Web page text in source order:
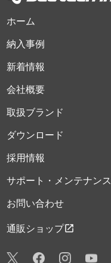
ホーム
納入事例
新着情報
会社概要
取扱ブランド
ダウンロード
採用情報
サポート・メンテナンス
お問い合わせ
通販ショップopen_in_new